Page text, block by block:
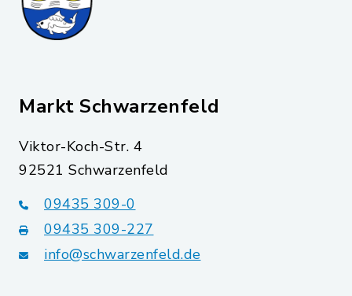
Markt Schwarzenfeld
Viktor-Koch-Str. 4
92521 Schwarzenfeld
09435 309-0
09435 309-227
info@schwarzenfeld.de